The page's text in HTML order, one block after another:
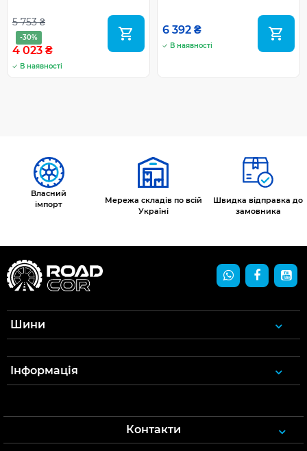
5 753 ₴
-30%
4 023 ₴
В наявності
6 392 ₴
В наявності
Власний
імпорт
Мережа складів по всій
Україні
Швидка відправка до
замовника
Шини
Інформація
Контакти